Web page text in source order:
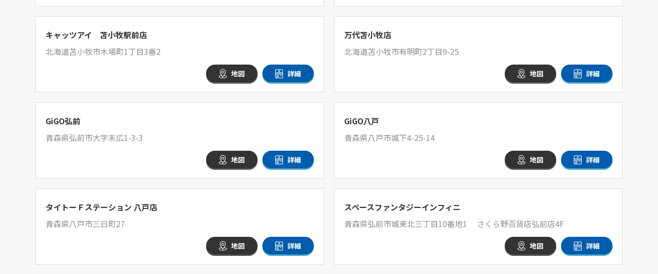
キャッツアイ 苫小牧駅前店
北海道苫小牧市木場町1丁目3番2
地図 詳細
万代苫小牧店
北海道苫小牧市有明町2丁目9-25
地図 詳細
GiGO弘前
青森県弘前市大字末広1-3-3
地図 詳細
GiGO八戸
青森県八戸市城下4-25-14
地図 詳細
タイトーＦステーション 八戸店
青森県八戸市三日町27
地図 詳細
スペースファンタジーインフィニ
青森県弘前市城東北三丁目10番地1 さくら野百貨店弘前店4F
地図 詳細